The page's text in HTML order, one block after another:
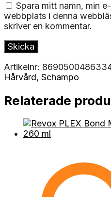
Spara mitt namn, min
webbplats i denna
skriver en kommentar.
Artikelnr:
Hårvård, Schampo
Relaterade